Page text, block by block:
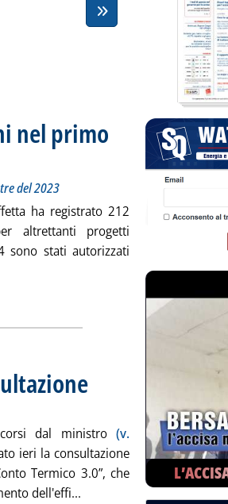
nel primo
rispetto all'ultimo trimestre del 2023
del 2023
ha registrato 212
altrettanti progetti
sono stati autorizzati
la notizia: 'Rinnovabili, 1,8 GW di
. Sottotitolo: Ecco la bozza di
. Pubblicata venerdì 29 marzo 2024
dal ministro (v.
ieri la consultazione
Termico 3.0”, che
dell'effi... Leggi tutta la notizia: